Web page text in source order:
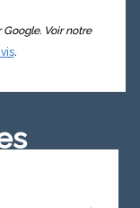
Voir notre
.